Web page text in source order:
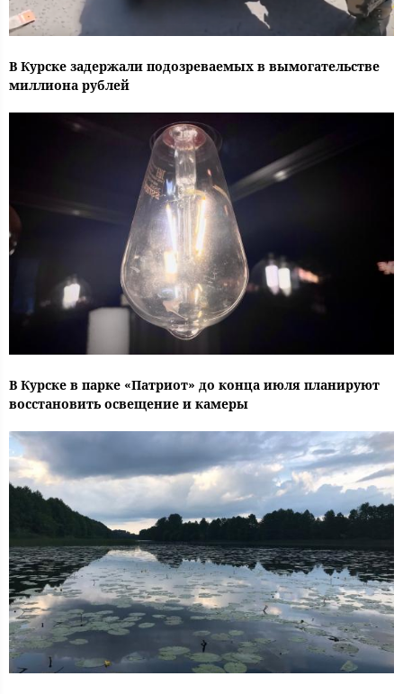
В Курске задержали подозреваемых в вымогательстве
миллиона рублей
В Курске в парке «Патриот» до конца июля планируют
восстановить освещение и камеры